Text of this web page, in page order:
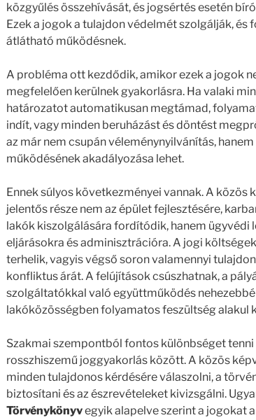
közgyűlés összehívását, és jogsértés esetén
Ezek a jogok a tulajdon védelmét szolgálják, és
átlátható működésnek.
A probléma ott kezdődik, amikor ezek a jogok
megfelelően kerülnek gyakorlásra. Ha valaki
határozatot automatikusan megtámad,
indít, vagy minden beruházást és döntést
az már nem csupán véleménynyilvánítás,
működésének akadályozása lehet.
Ennek súlyos következményei vannak. A közös
jelentős része nem az épület fejlesztésére,
lakók kiszolgálására fordítódik, hanem ügyvédi
eljárásokra és adminisztrációra. A jogi
terhelik, vagyis végső soron valamennyi
konfliktus árát. A felújítások csúszhatnak, a
szolgáltatókkal való együttműködés
lakóközösségben folyamatos feszültség alakul
Szakmai szempontból fontos különbséget tenni
rosszhiszemű joggyakorlás között. A közös
minden tulajdonos kérdésére válaszolni, a
biztosítani és az észrevételeket kivizsgálni.
Törvénykönyvegyik alapelve szerint a jogokat